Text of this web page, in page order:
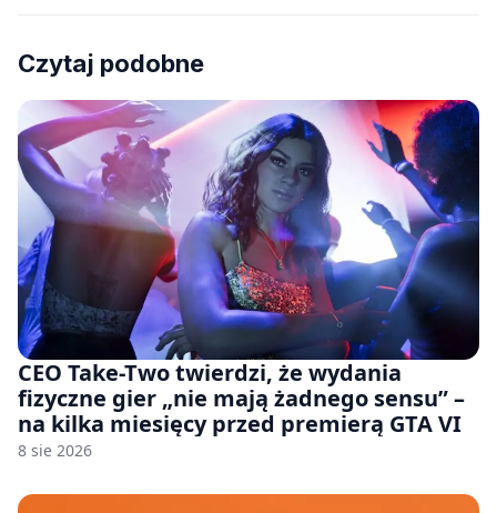
Czytaj podobne
CEO Take-Two twierdzi, że wydania
fizyczne gier „nie mają żadnego sensu” –
na kilka miesięcy przed premierą GTA VI
8 sie 2026